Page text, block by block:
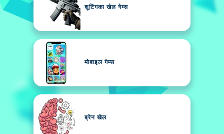
शूटिंगका खेल गेम्स
मोबाइल गेम्स
ब्रेन खेल